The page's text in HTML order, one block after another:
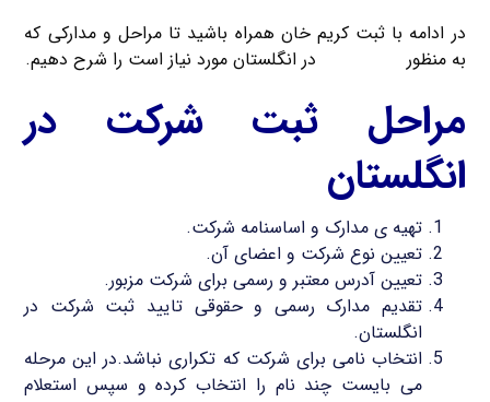
در ادامه با ثبت کریم خان همراه باشید تا مراحل و مدارکی که
به منظور
در انگلستان مورد نیاز است را شرح دهیم.
مراحل ثبت شرکت در
انگلستان
تهیه ی مدارک و اساسنامه شرکت.
تعیین نوع شرکت و اعضای آن.
تعیین آدرس معتبر و رسمی برای شرکت مزبور.
تقدیم مدارک رسمی و حقوقی تایید ثبت شرکت در
انگلستان.
انتخاب نامی برای شرکت که تکراری نباشد.در این مرحله
می بایست چند نام را انتخاب کرده و سپس استعلام